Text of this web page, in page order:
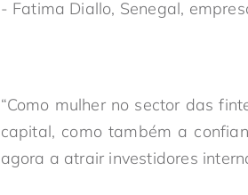
- Fatima Diallo, Senegal,
“Como mulher no sector das
capital, como também a
agora a atrair investidores